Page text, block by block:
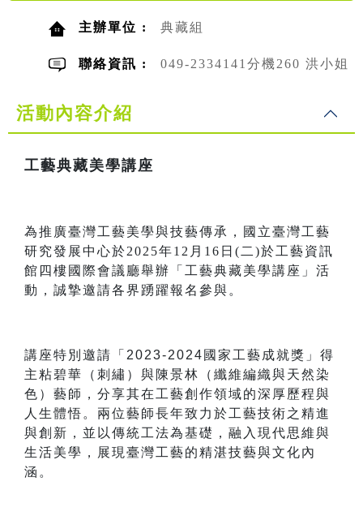
主辦單位 : 典藏組
聯絡資訊 : 049-2334141分機260 洪小姐
活動內容介紹
工藝典藏美學講座
為推廣臺灣工藝美學與技藝傳承，國立臺灣工藝
研究發展中心於2025年12月16日(二)於工藝資訊
館四樓國際會議廳舉辦
「 工藝典藏美學講座 」活
動 ，誠摯邀請各界踴躍報名參與。
講座特別邀請「2023-2024國家工藝成就獎」得
主粘碧華（刺繡）與陳景林（纖維編織與天然染
色）藝師 ， 分享其在工藝創作領域的深厚歷程與
人生體悟。兩位藝師長年致力於工藝技術之精進
與創新，並以傳統工法為基礎，融入現代思維與
生活美學，展現臺灣工藝的精湛技藝與文化內
涵。